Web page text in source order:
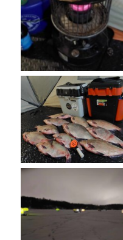
No Caption
No Caption